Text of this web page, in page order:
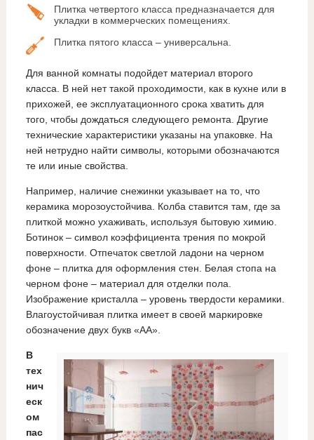
Плитка четвертого класса предназначается для
укладки в коммерческих помещениях.
Плитка пятого класса – универсальна.
Для ванной комнаты подойдет материал второго
класса. В ней нет такой проходимости, как в кухне или в
прихожей, ее эксплуатационного срока хватить для
того, чтобы дождаться следующего ремонта. Другие
технические характеристики указаны на упаковке. На
ней нетрудно найти символы, которыми обозначаются
те или иные свойства.
Например, наличие снежинки указывает на то, что
керамика морозоустойчива. Колба ставится там, где за
плиткой можно ухаживать, используя бытовую химию.
Ботинок – символ коэффициента трения по мокрой
поверхности. Отпечаток светлой ладони на черном
фоне – плитка для оформления стен. Белая стопа на
черном фоне – материал для отделки пола.
Изображение кристалла – уровень твердости керамики.
Влагоустойчивая плитка имеет в своей маркировке
обозначение двух букв «АА».
В
тех
нич
еск
ом
пас